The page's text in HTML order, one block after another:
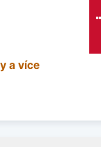
a více